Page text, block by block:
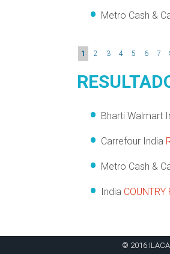
Metro Cash &
1 2 3 4 5 6 7
Bharti Walmart
Carrefour India
Metro Cash &
India COUNTRY
© 2016